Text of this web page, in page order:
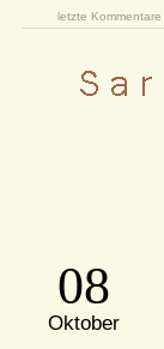
letzte Kommentare
08
Oktober